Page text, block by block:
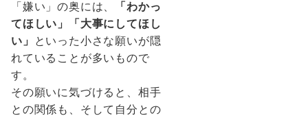
「嫌い」の奥には、
「わかっ
てほしい」「大事にしてほし
い」 といった小さな願いが隠
れていることが多いもので
す。
その願いに気づけると、相手
との関係も、そして自分との